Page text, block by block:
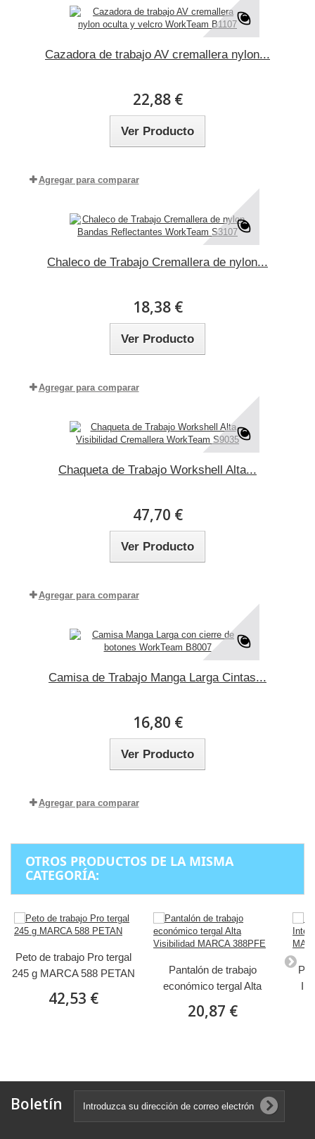
Cazadora de trabajo AV cremallera nylon...
22,88 €
Ver Producto
Agregar para comparar
Chaleco de Trabajo Cremallera de nylon...
18,38 €
Ver Producto
Agregar para comparar
Chaqueta de Trabajo Workshell Alta...
47,70 €
Ver Producto
Agregar para comparar
Camisa de Trabajo Manga Larga Cintas...
16,80 €
Ver Producto
Agregar para comparar
OTROS PRODUCTOS DE LA MISMA
CATEGORÍA:
Peto de trabajo Pro tergal
245 g MARCA 588 PETAN
42,53 €
Pantalón de trabajo
económico tergal Alta
388PFE
20,87 €
Boletín